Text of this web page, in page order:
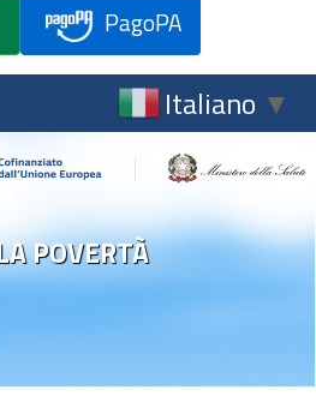
PagoPA
Italiano ▼
POVERTÀ